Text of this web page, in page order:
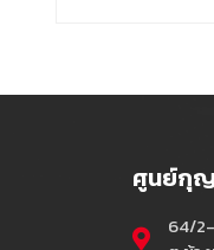
ศูนย์กุญ
64/